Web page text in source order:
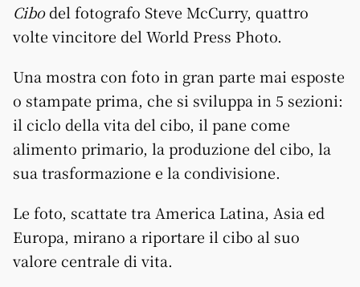
Cibodel fotografo Steve McCurry, quattro
volte vincitore del World Press Photo.
Una mostra con foto in gran parte mai esposte
o stampate prima, che si sviluppa in 5 sezioni:
il ciclo della vita del cibo, il pane come
alimento primario, la produzione del cibo, la
sua trasformazione e la condivisione.
Le foto, scattate tra America Latina, Asia ed
Europa, mirano a riportare il cibo al suo
valore centrale di vita.